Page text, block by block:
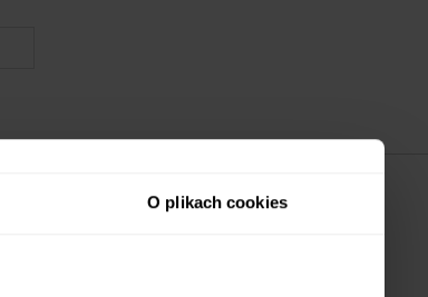
O plikach cookies